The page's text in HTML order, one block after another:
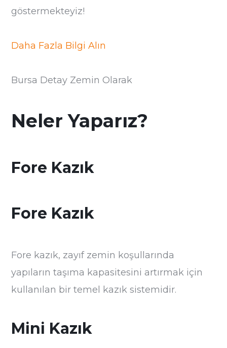
göstermekteyiz!
Daha Fazla Bilgi Alın
Bursa Detay Zemin Olarak
Neler Yaparız?
Fore Kazık
Fore Kazık
Fore kazık, zayıf zemin koşullarında
yapıların taşıma kapasitesini artırmak için
kullanılan bir temel kazık sistemidir.
Mini Kazık